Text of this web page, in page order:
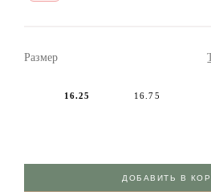
Размер
16.25 16.75
ДОБАВИТЬ В